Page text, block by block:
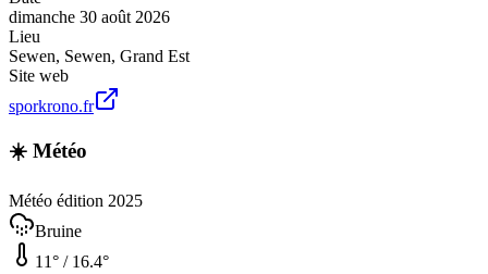
dimanche 30 août 2026
Lieu
Sewen, Sewen, Grand Est
Site web
sporkrono.fr
☀️ Météo
Météo édition 2025
Bruine
11° / 16.4°